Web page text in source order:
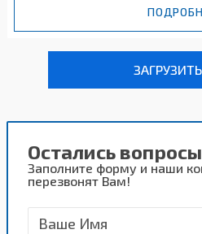
Остались
Заполните форму и наши
перезвонят Вам!